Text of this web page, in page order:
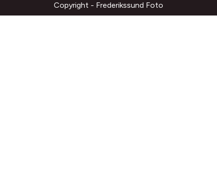
Copyright - Frederikssund Foto